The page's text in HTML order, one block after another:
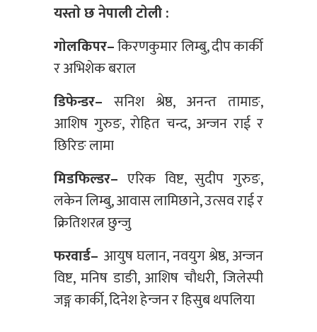
यस्ताे छ नेपाली टाेली :
गाेलकिपर–किरणकुमार लिम्बु, दीप कार्की
र अभिशेक बराल
डिफेन्डर– सनिश श्रेष्ठ, अनन्त तामाङ,
आशिष गुरुङ, राेहित चन्द, अन्जन राई र
छिरिङ लामा
मिडफिल्डर– एरिक विष्ट, सुदीप गुरुङ,
लकेन लिम्बु, आवास लामिछाने, उत्सव राई र
क्रितिशरत्न छुन्जु
फरवार्ड– आयुष घलान, नवयुग श्रेष्ठ, अन्जन
विष्ट, मनिष डाङी, आशिष चाैधरी, जिलेस्पी
जङ्ग कार्की, दिनेश हेन्जन र हिसुब थपलिया